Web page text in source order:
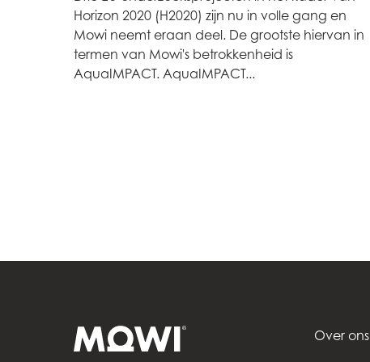
Mowi Czechia (CZ)
Mowi Czechia (EN)
Horizon 2020 (H2020) zijn nu in volle gang en
Mowi neemt eraan deel. De grootste hiervan in
termen van Mowi's betrokkenheid is
AquaIMPACT. AquaIMPACT...
Over ons